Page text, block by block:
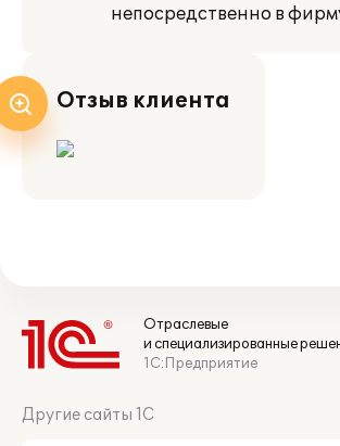
непосредственно в
Отзыв клиента
Отраслевые
и специализированные
1С:Предприятие
Другие сайты 1С